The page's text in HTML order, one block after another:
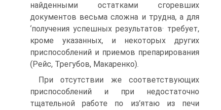
найденными остатками сгоревших
документов весьма сложна и трудна, а для
‘получения успешных результатов· требует,
кроме указанных, и некоторых других
приспособлений и приемов препарирования
(Рейс, Трегубов, Макаренко).
При отсутствии же соответствующих
приспособлений и при недостаточно
тщательной работе по из’ятаю из печи